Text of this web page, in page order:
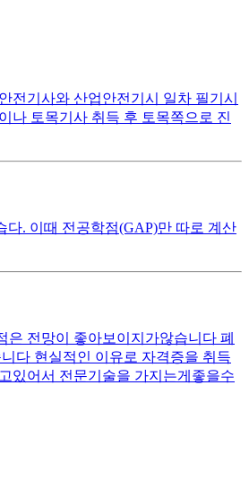
전기사와 산업안전기시 일차 필기시
나 토목기사 취득 후 토목쪽으로 진
다. 이때 전공학점(GAP)만 따로 계산
전망이 좋아보이지가않습니다 폐
다 현실적인 이유로 자격증을 취득
있어서 전문기술을 가지는게좋을수